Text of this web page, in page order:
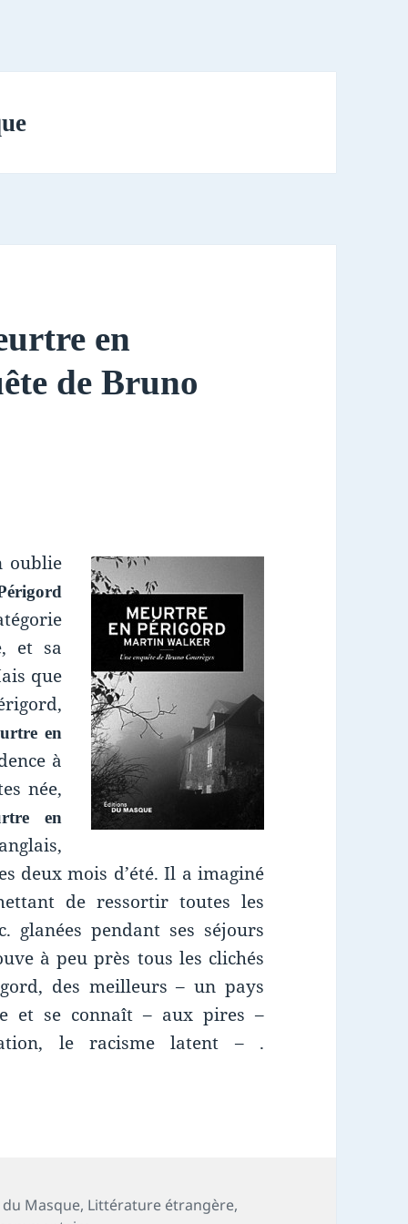
en
de Bruno
oublie
et sa
que
en
à
née,
en
deux mois d’été. Il a imaginé
de ressortir toutes les
glanées pendant ses séjours
à peu près tous les clichés
des meilleurs – un pays
et se connaît – aux pires –
le racisme latent – .
: Meurtre en Périgord – Une enquête de Bruno
Masque, Littérature étrangère,